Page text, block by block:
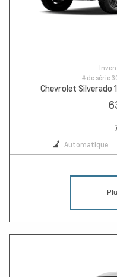
# de série
Chevrolet Silverado
Automatique